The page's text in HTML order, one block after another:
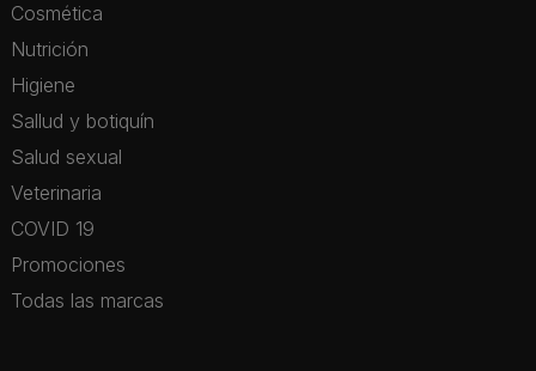
Cosmética
Nutrición
Higiene
Sallud y botiquín
Salud sexual
Veterinaria
COVID 19
Promociones
Todas las marcas